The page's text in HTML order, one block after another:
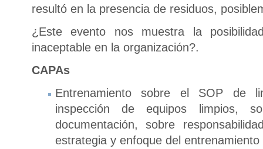
resultó en la presencia de residuos,
¿Este evento nos muestra la
inaceptable en la organización?.
CAPAs
Entrenamiento sobre el SOP de
inspección de equipos limpios,
documentación, sobre
estrategia y enfoque del